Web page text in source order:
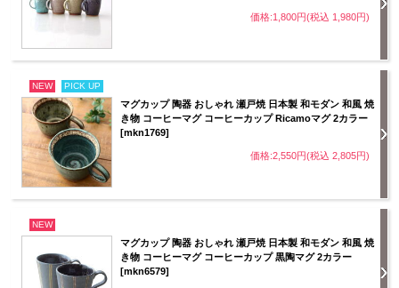
価格:1,800円(税込 1,980円)
NEW PICK UP
マグカップ 陶器 おしゃれ 瀬戸焼 日本製 和モダン 和風 焼
き物 コーヒーマグ コーヒーカップ Ricamoマグ 2カラー
[mkn1769]
価格:2,550円(税込 2,805円)
NEW
マグカップ 陶器 おしゃれ 瀬戸焼 日本製 和モダン 和風 焼
き物 コーヒーマグ コーヒーカップ 黒陶マグ 2カラー
[mkn6579]